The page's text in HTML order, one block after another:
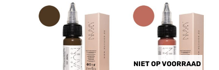
NIET OP VOORRAAD